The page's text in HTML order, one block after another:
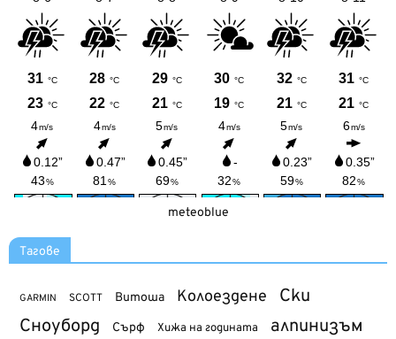
meteoblue
Тагове
GARMIN SCOTT Витоша Колоездене Ски
Сноуборд Сърф Хижа на годината алпинизъм